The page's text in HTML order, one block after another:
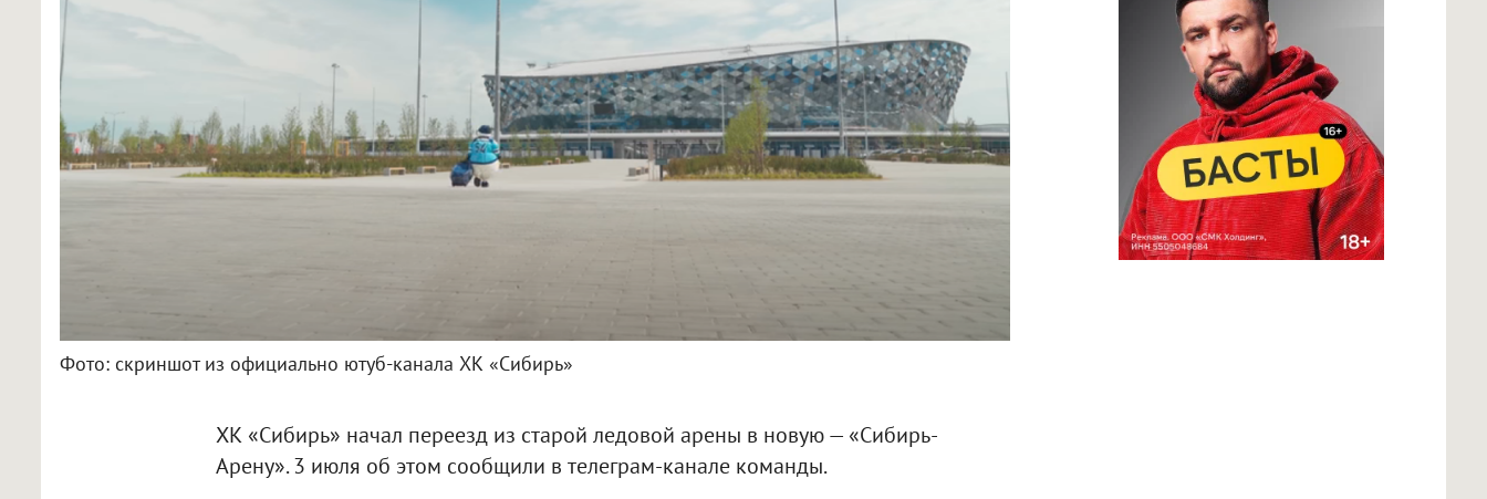
Фото: скриншот из официально ютуб-канала ХК «Сибирь»
ХК «Сибирь» начал переезд из старой ледовой арены в новую — «Сибирь-
Арену». 3 июля об этом сообщили в телеграм-канале команды.